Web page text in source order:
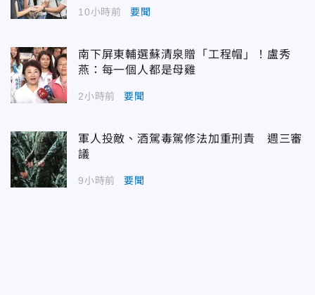
10小時前 要聞
南下屏東輔選蘇清泉贈「工程帽」！盧秀
燕：每一個人都是母雞
2小時前 要聞
軍人投敵、酒駕毒駕修法加重刑責 週三審
議
9小時前 要聞